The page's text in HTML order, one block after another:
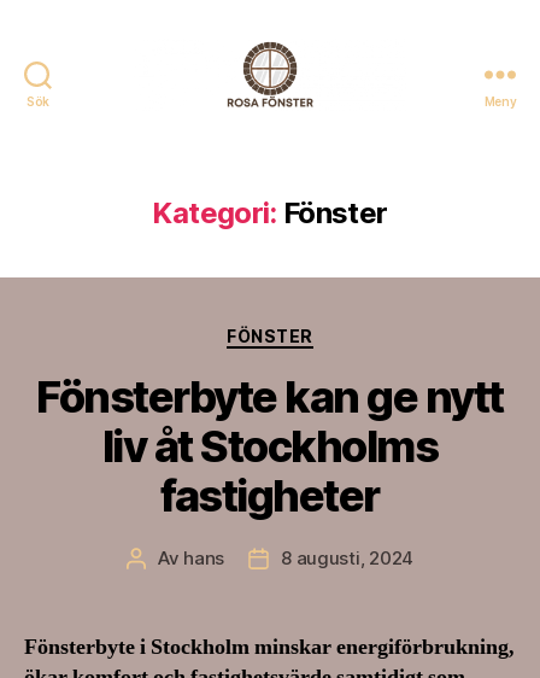
Sök Meny
Kategori: Fönster
Kategorier
FÖNSTER
Fönsterbyte kan ge nytt
liv åt Stockholms
fastigheter
Inläggsförfattare
Av hans Inläggsdatum
8 augusti, 2024
Fönsterbyte i Stockholm minskar energiförbrukning,